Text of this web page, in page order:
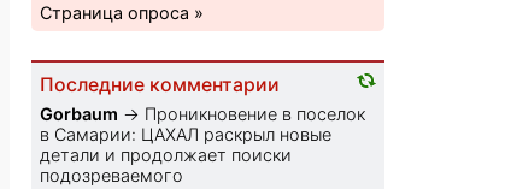
Страница опроса »
Последние комментарии
Gorbaum → Проникновение в поселок
в Самарии: ЦАХАЛ раскрыл новые
детали и продолжает поиски
подозреваемого